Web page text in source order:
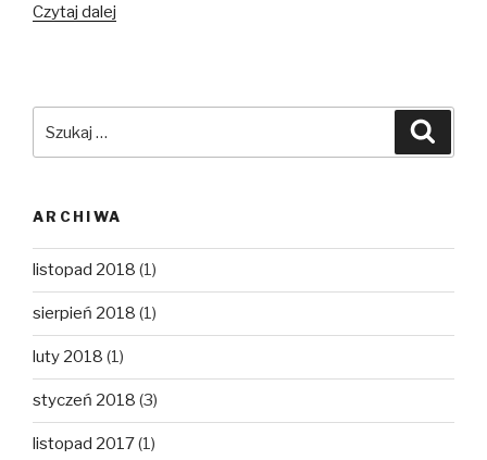
Czytaj dalej
ARCHIWA
listopad 2018 (1)
sierpień 2018 (1)
luty 2018 (1)
styczeń 2018 (3)
listopad 2017(1)